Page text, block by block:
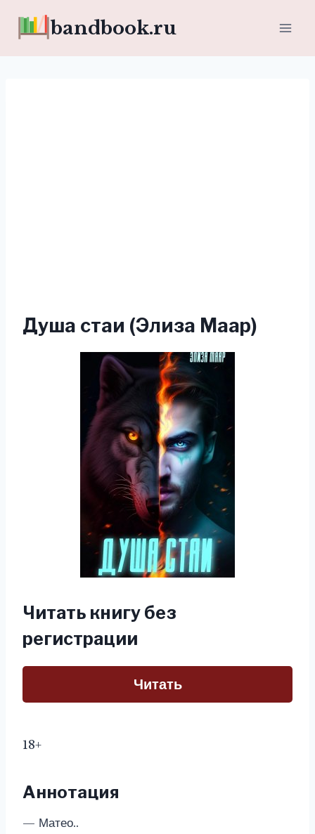
bandbook.ru
Душа стаи (Элиза Маар)
Читать книгу без
регистрации
Читать
18+
Аннотация
— Матео..